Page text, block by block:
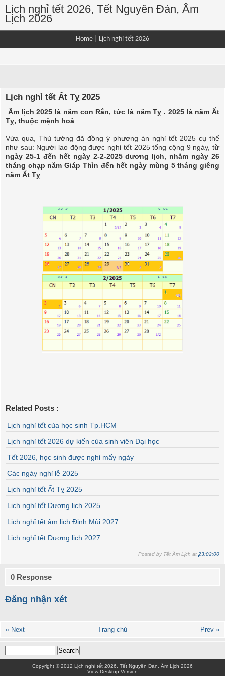
Lịch nghỉ tết 2026, Tết Nguyên Đán, Âm
Lịch 2026
Home Lịch nghỉ tết 2026
Lịch nghỉ tết Ất Tỵ 2025
Âm lịch 2025 là năm con Rắn, tức là năm Tỵ . 2025 là năm Ất
Tỵ, thuộc mệnh hoả
Vừa qua, Thủ tướng đã đồng ý phương án nghỉ tết 2025 cụ thể
như sau: Người lao động được nghỉ tết 2025 tổng cộng 9 ngày, từ
ngày 25-1 đến hết ngày 2-2-2025 dương lịch, nhằm ngày 26
tháng chạp năm Giáp Thìn đến hết ngày mùng 5 tháng giêng
năm Ất Tỵ
Related Posts :
Lịch nghỉ tết của học sinh Tp.HCM
Lịch nghỉ tết 2026 dự kiến của sinh viên Đại học
Tết 2026, học sinh được nghỉ mấy ngày
Các ngày nghỉ lễ 2025
Lịch nghỉ tết Ất Tỵ 2025
Lịch nghỉ tết Dương lịch 2025
Lịch nghỉ tết âm lịch Đinh Mùi 2027
Lịch nghỉ tết Dương lịch 2027
Posted by Tết Âm Lịch at 23:02:00
0 Response
Đăng nhận xét
« Next Prev »
Trang chủ
Copyright © 2012 Lịch nghỉ tết 2026, Tết Nguyên Đán, Âm Lịch 2026
View Desktop Version